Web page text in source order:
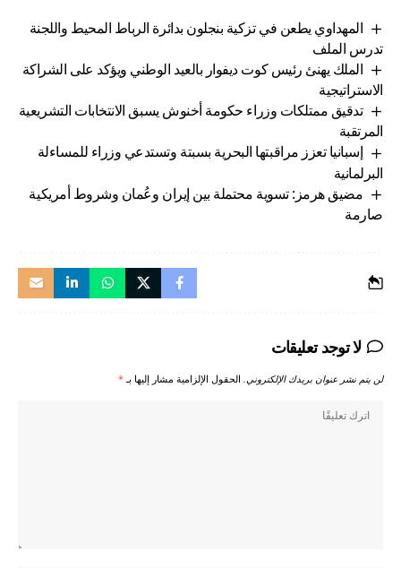
المهداوي يطعن في تزكية بنجلون بدائرة الرباط المحيط واللجنة
تدرس الملف
الملك يهنئ رئيس كوت ديفوار بالعيد الوطني ويؤكد على الشراكة
الاستراتيجية
تدقيق ممتلكات وزراء حكومة أخنوش يسبق الانتخابات التشريعية
المرتقبة
إسبانيا تعزز مراقبتها البحرية بسبتة وتستدعي وزراء للمساءلة
البرلمانية
مضيق هرمز: تسوية محتملة بين إيران وعُمان وشروط أمريكية
صارمة
لا توجد تعليقات
لن يتم نشر عنوان بريدك الإلكتروني. الحقول الإلزامية مشار إليها بـ*